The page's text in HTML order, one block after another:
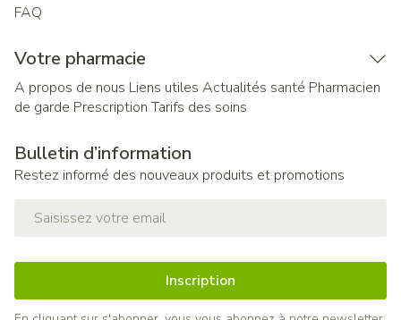
FAQ
Votre pharmacie
A propos de nous Liens utiles Actualités santé Pharmacien
de garde Prescription Tarifs des soins
Bulletin d’information
Restez informé des nouveaux produits et promotions
Inscription